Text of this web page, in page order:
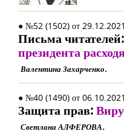
● №52 (1502) от 29.12.2021
Письма читателей:
президента
Валентина Захарченко.
● №40 (1490) от 06.10.2021
Защита прав:
Светлана АЛФЕРОВА.